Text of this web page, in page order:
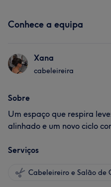
Conhece a equipa
Xana
cabeleireira
Sobre
Um espaço que respira
alinhado e um novo ciclo
Serviços